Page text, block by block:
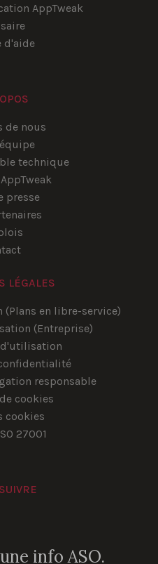
AppTweak
d'aide
de nous
technique
presse
LÉGALES
en libre-service)
(Entreprise)
responsable
cookies
cookies
27001
info ASO.